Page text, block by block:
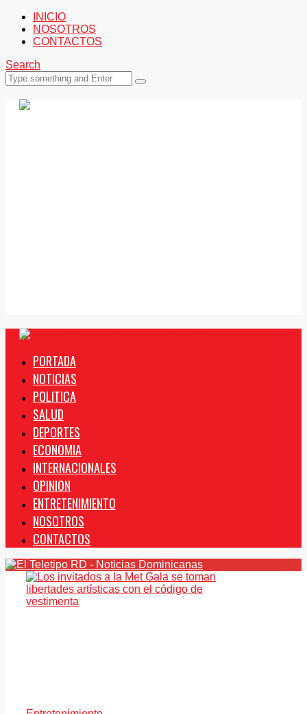
INICIO
NOSOTROS
CONTACTOS
Search
PORTADA
NOTICIAS
POLITICA
SALUD
DEPORTES
ECONOMIA
INTERNACIONALES
OPINION
ENTRETENIMIENTO
NOSOTROS
CONTACTOS